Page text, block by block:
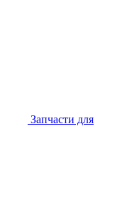
Запчасти для